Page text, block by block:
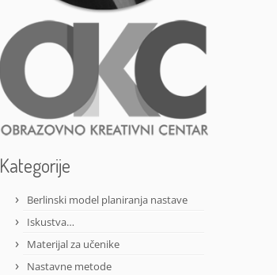
Kategorije
Berlinski model planiranja nastave
Iskustva…
Materijal za učenike
Nastavne metode